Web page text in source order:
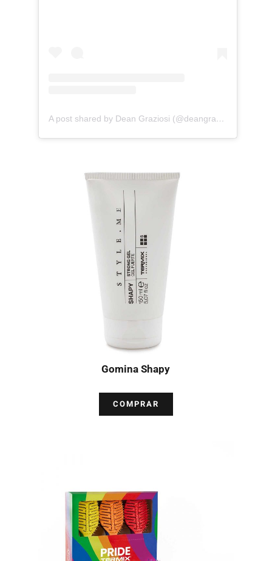
A post shared by Dean Graziosi (@deangraziosi)
Gomina Shapy
COMPRAR